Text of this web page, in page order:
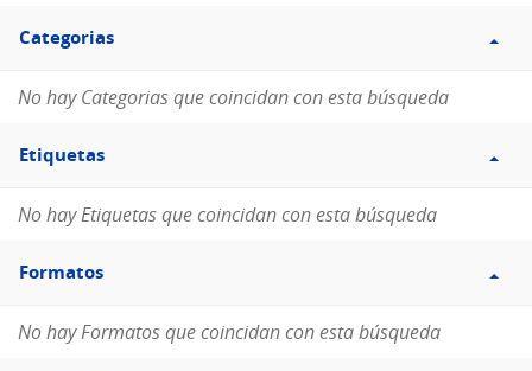
Filtro
Categorias
Categorias
No hay Categorias que coincidan con esta búsqueda
Filtro
Etiquetas
Etiquetas
No hay Etiquetas que coincidan con esta búsqueda
Filtro
Formatos
Formatos
No hay Formatos que coincidan con esta búsqueda